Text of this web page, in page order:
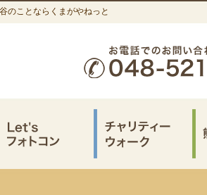
のことならくまがやねっと